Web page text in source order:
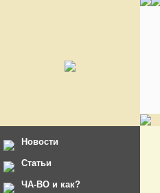
Новости
Статьи
ЧА-ВО и как?